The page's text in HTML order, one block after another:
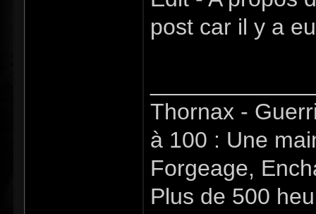
post car il y a
Thornax -
à 100 : Une
Forgeage,
Plus de 500